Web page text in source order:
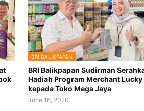
BRI BALIKPAPAN
BRI Balikpapan Sudirman
Hadiah Program Merchant Lucky
kepada Toko Mega Jaya
June 18, 2026